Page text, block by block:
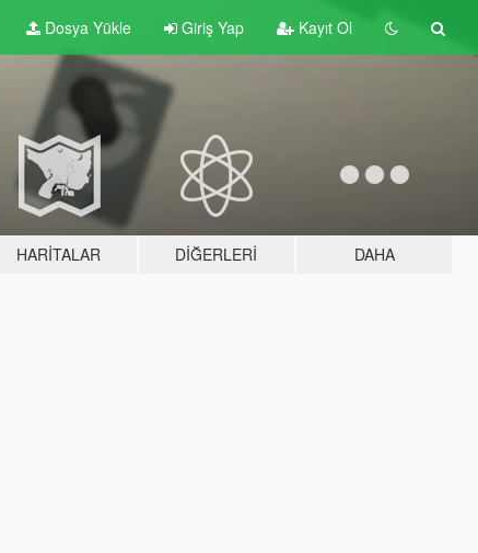
Dosya Yükle Giriş Yap Kayıt Ol
HARITALAR DIĞERLERI DAHA